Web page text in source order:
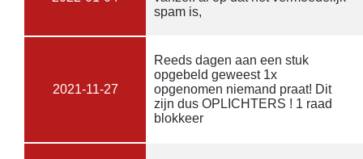
spam is,
2021-11-27
Reeds dagen aan een stuk
opgebeld geweest 1x
opgenomen niemand praat! Dit
zijn dus OPLICHTERS ! 1 raad
blokkeer